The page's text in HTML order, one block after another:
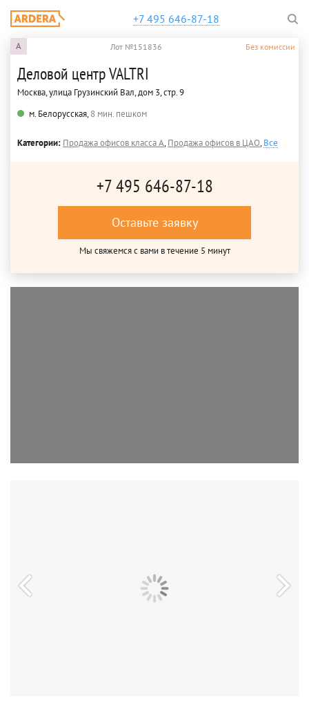
+7 495 646-87-18
A Лот №151836 Без комиссии
Деловой центр VALTRI
Москва, улица Грузинский Вал, дом 3, стр. 9
м. Белорусская,8 мин. пешком
Категории: Продажа офисов класса A,Продажа офисов в ЦАО,Все
+7 495 646-87-18
Оставьте заявку
Мы свяжемся с вами в течение 5 минут